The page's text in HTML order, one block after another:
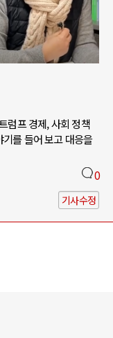
럼프 경제, 사회 정책
를 들어 보고 대응을
0
기사수정